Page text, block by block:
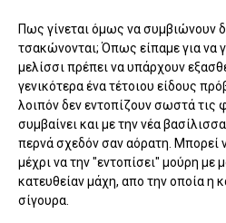
Πως γίνεται όμως να συμβιώνουν
τσακώνονται; Όπως είπαμε για να
μελίσσι πρέπει να υπάρχουν
γενικότερα ένα τέτοιου είδους
λοιπόν δεν εντοπίζουν σωστά τις
συμβαίνει και με την νέα
περνά σχεδόν σαν αόρατη. Μπορεί
μέχρι να την "εντοπίσει" μούρη με
κατευθείαν μάχη, απο την οποία η
σίγουρα.